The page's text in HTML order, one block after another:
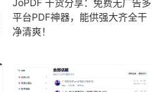
JoPDF 干货分享：免费无广告多
平台PDF神器，能供强大齐全干
净清爽！